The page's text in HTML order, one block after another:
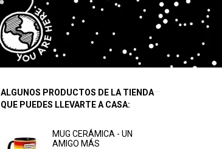
ALGUNOS PRODUCTOS DE LA TIENDA
QUE PUEDES LLEVARTE A CASA:
MUG CERÁMICA - UN
AMIGO MÁS